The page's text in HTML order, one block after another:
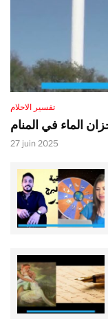
تفسير الاحلام
الماء في المنام
27 juin 2025